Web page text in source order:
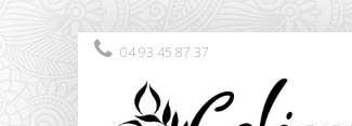
04 93 45 87 37